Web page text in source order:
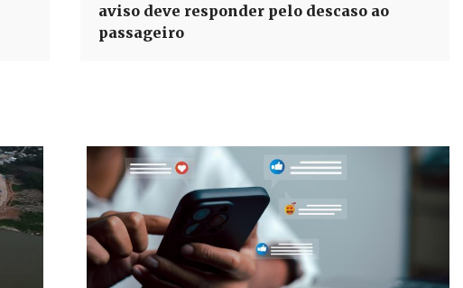
aviso deve responder pelo descaso ao
passageiro